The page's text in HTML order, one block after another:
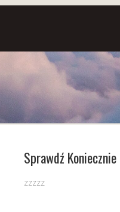
Sprawdź Koniecznie
zzzzz